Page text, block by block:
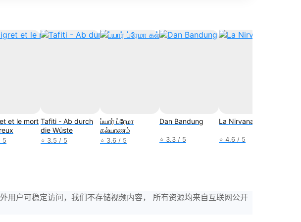
et le mort
5
Tafiti - Ab durch
die Wüste
⭐ 3.5 / 5
ப்யார் ப்ரேமா
கல்யாணம்
⭐ 3.6 / 5
Dan Bandung
⭐ 3.3 / 5
La Nirvana
⭐ 4.6 / 5
用户可稳定访问，我们不存储视频内容， 所有资源均来自互联网公开